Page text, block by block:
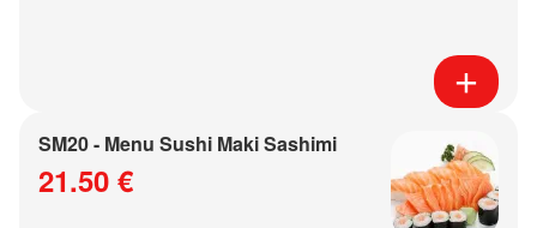
SM20 - Menu Sushi Maki Sashimi
21.50 €